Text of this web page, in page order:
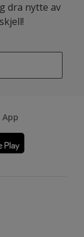
dra nytte av